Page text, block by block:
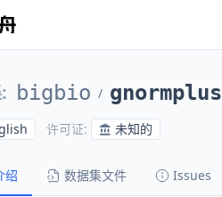
: bigbio / gnormplus
许可证: 未知的
绍 数据集文件 Issues